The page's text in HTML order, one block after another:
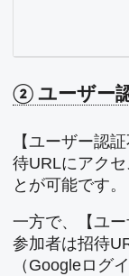
② ユーザー
【ユーザー認
待URLにアク
とが可能です。
一方で、【ユ
参加者は招待
（Googleログ